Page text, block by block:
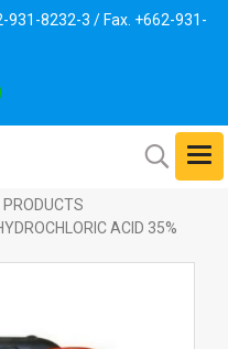
-931-8232-3 / Fax. +662-931-
ACID 35%